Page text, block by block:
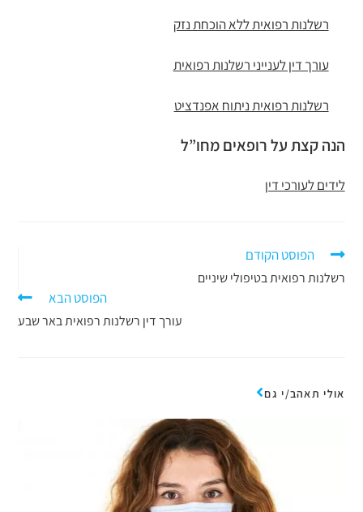
רשלנות רפואית ללא הוכחת נזק
עורך דין לענייני רשלנות רפואית
רשלנות רפואית ניתוח אפנדציט
הנה קצת על רופאים מחו”ל
לידים לעורכי דין
הפוסט הקודם
רשלנות רפואית בטיפולי שיניים
הפוסט הבא
עורך דין רשלנות רפואית באר שבע
אולי תאהב/י גם